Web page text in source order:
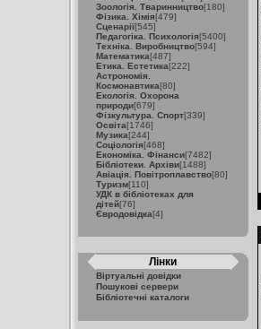
Зоологія. Тваринництво[180]
Фізика. Хімія[479]
Сценарії[545]
Педагогіка. Психологія[5400]
Техніка. Виробництво[594]
Математика[487]
Етика. Естетика[222]
Астрономія.
Космонавтика[80]
Екологія. Охорона
природи[679]
Фізкультура. Спорт[339]
Освіта[1746]
Музика[244]
Соціологія[468]
Економіка. Фінанси[7482]
Бібліотеки. Архіви[1488]
Авіація. Повітроплавство[80]
Туризм[110]
УДК в бібліотеках для
дітей[76]
Євродовідка[4]
Лінки
Віртуальні довідки
Пошукові сервери
Бібліотечні каталоги